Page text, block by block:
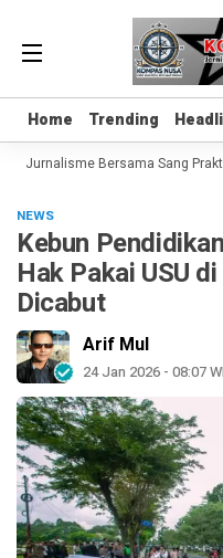
Home Trending
Home Trending
Jurnalisme Bersama Sang
NEWS
Kebun
Hak Pakai USU
Dicabut
Arif Mul
24 Jan 2026 - 08:07